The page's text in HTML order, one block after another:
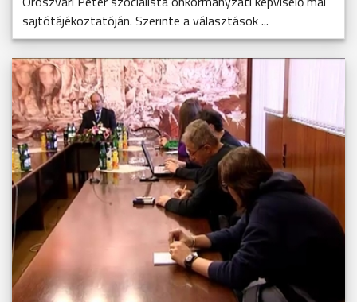
sajtótájékoztatóján. Szerinte a választások ...